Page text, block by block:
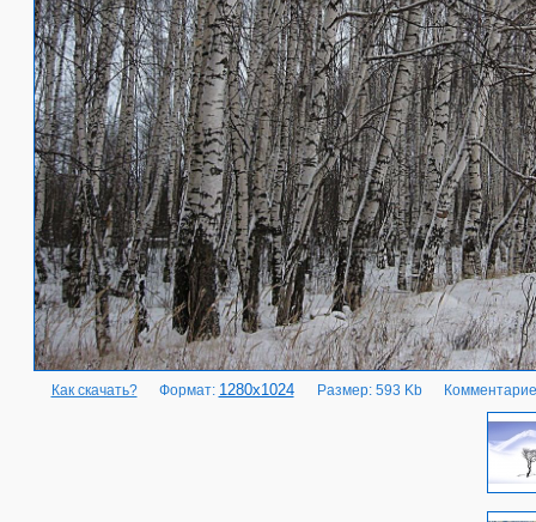
Как скачать? Формат: 1280x1024 Размер: 593 Kb